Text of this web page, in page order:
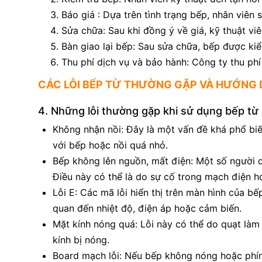
Báo giá : Dựa trên tình trạng bếp, nhân
Sửa chữa: Sau khi đồng ý về giá, kỹ thuật
Bàn giao lại bếp: Sau sửa chữa, bếp được
Thu phí dịch vụ và bảo hành: Công ty thu
CÁC LỖI BẾP TỪ THƯỜNG GẶP VÀ HƯỚNG
4. Những lỗi thường gặp khi sử dụng bếp từ
Không nhận nồi: Đây là một vấn đề khá phổ
với bếp hoặc nồi quá nhỏ.
Bếp không lên nguồn, mất điện: Một số
Điều này có thể là do sự cố trong mạch điện
Lỗi E: Các mã lỗi hiển thị trên màn hình của
quan đến nhiệt độ, điện áp hoặc cảm biến.
Mặt kính nóng quá: Lỗi này có thể do quạt
kính bị nóng.
Board mạch lỗi: Nếu bếp không nóng hoặc